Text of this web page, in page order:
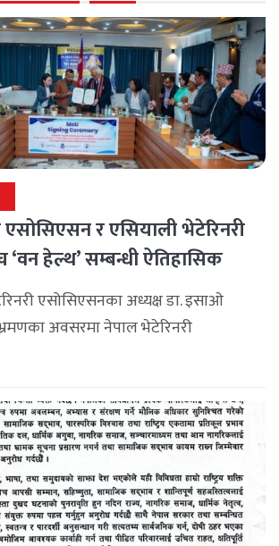
र एसियाली भेटेरिनरी
हेल्थ’ सम्बन्धी ऐतिहासिक
एसोसिएसनका अध्यक्ष डा. इसाओ
अवसरमा नेपाल भेटेरिनरी
सहकार्यलाई नयाँ उचाइमा पुर्‍याउँदै
क्रममा विश्व [...]